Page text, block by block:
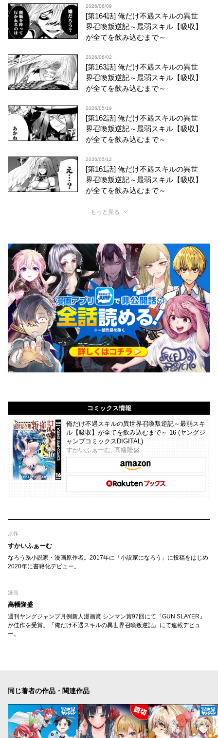
2026/06/09
[第164話] 俺だけ不遇スキルの異世
界召喚叛逆記～最弱スキル【吸収】
が全てを飲み込むまで～
2026/06/02
[第163話] 俺だけ不遇スキルの異世
界召喚叛逆記～最弱スキル【吸収】
が全てを飲み込むまで～
2026/05/19
[第162話] 俺だけ不遇スキルの異世
界召喚叛逆記～最弱スキル【吸収】
が全てを飲み込むまで～
2026/05/12
[第161話] 俺だけ不遇スキルの異世
界召喚叛逆記～最弱スキル【吸収】
が全てを飲み込むまで～
もっと見る
コミックス情報
俺だけ不遇スキルの異世界召喚叛逆記～最弱スキ
ル【吸収】が全てを飲み込むまで～ 16 (ヤングジ
ャンプコミックスDIGITAL)
すかいふぁーむ, 高幡隆盛
原作
すかいふぁーむ
なろう系小説家・漫画原作者。2017年に「小説家になろう」に投稿をはじめ
2020年に書籍化デビュー。
漫画
高幡隆盛
週刊ヤングジャンプ月例新人漫画賞 シンマン賞97回にて『GUN SLAYER』
が佳作を受賞。『俺だけ不遇スキルの異世界召喚叛逆記』にて連載デビュ
ー。
同じ著者の作品・関連作品